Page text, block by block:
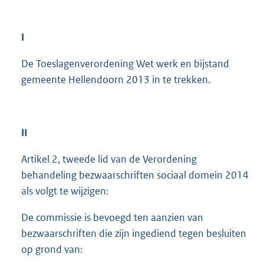
I
De Toeslagenverordening Wet werk en bijstand
gemeente Hellendoorn 2013 in te trekken.
II
Artikel 2, tweede lid van de Verordening
behandeling bezwaarschriften sociaal domein 2014
als volgt te wijzigen:
De commissie is bevoegd ten aanzien van
bezwaarschriften die zijn ingediend tegen besluiten
op grond van: